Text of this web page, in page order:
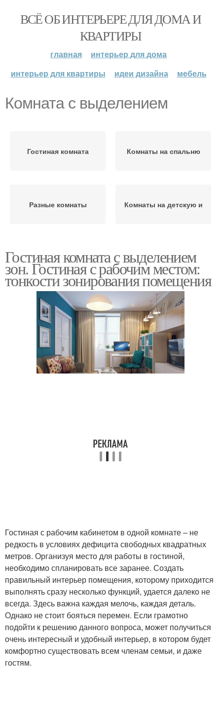
ВСЁ ОБ ИНТЕРЬЕРЕ ДЛЯ ДОМА И
КВАРТИРЫ
главная
интерьер для дома
интерьер для квартиры
идеи дизайна мебель
Комната с выделением
Гостиная комната Комнаты на спальню
Разные комнаты Комнаты на детскую и
Гостиная комната с выделением
зон. Гостиная с рабочим местом:
тонкости зонирования помещения
Гостиная с рабочим кабинетом в одной комнате – не
редкость в условиях дефицита свободных квадратных
метров. Организуя место для работы в гостиной,
необходимо спланировать все заранее. Создать
правильный интерьер помещения, которому приходится
выполнять сразу несколько функций, удается далеко не
всегда. Здесь важна каждая мелочь, каждая деталь.
Однако не стоит бояться перемен. Если грамотно
подойти к решению данного вопроса, может получиться
очень интересный и удобный интерьер, в котором будет
комфортно существовать всем членам семьи, и даже
гостям.